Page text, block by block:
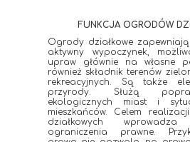
FUNKCJA OGRODÓW
Ogrody działkowe
aktywny wypoczynek,
upraw głównie na własne
również składnik terenów
rekreacyjnych. Są także
przyrody. Służą
ekologicznych miast i
mieszkańców. Celem
działkowych
ograniczenia prawne.